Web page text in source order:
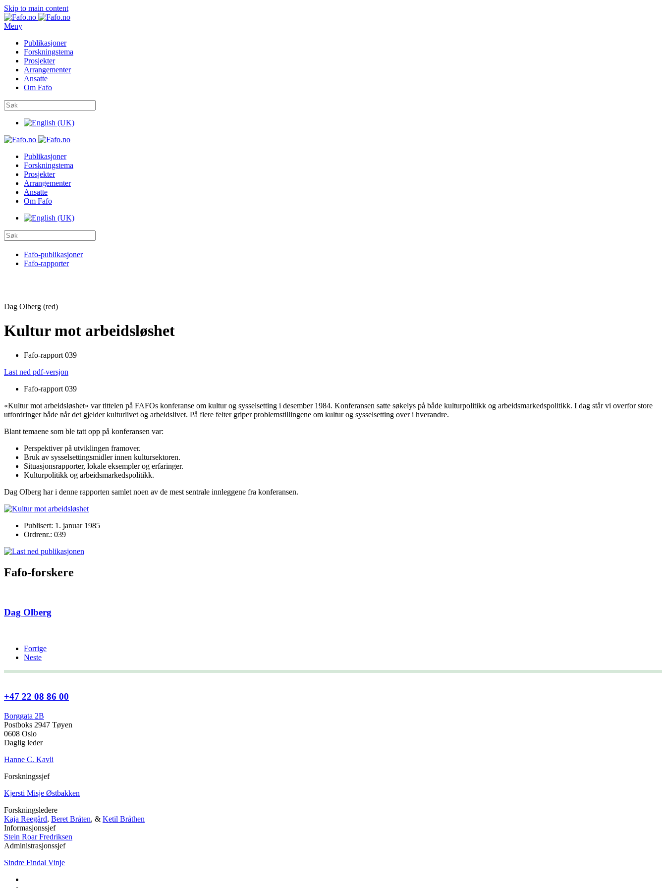
Skip to main content
Meny
Publikasjoner
Forskningstema
Prosjekter
Arrangementer
Ansatte
Om Fafo
Publikasjoner
Forskningstema
Prosjekter
Arrangementer
Ansatte
Om Fafo
Fafo-publikasjoner
Fafo-rapporter
Dag Olberg (red)
Kultur mot arbeidsløshet
Fafo-rapport 039
Last ned pdf-versjon
Fafo-rapport 039
«Kultur mot arbeidsløshet» var tittelen på FAFOs konfe­ranse om kultur og sysselsetting i desember 1984. Konferansen satte søkelys på både kulturpolitikk og arbeidsmarkedspolitikk. I dag står vi overfor store
utfordringer både når det gjelder kulturlivet og arbeids­livet. På flere felter griper problemstillingene om kultur og sysselsetting over i hverandre.
Blant temaene som ble tatt opp på konferansen var:
Perspektiver på utviklingen framover.
Bruk av sysselsettingsmidler innen kultursektoren.
Situasjonsrapporter, lokale eksempler og erfaringer.
Kulturpolitikk og arbeidsmarkedspolitikk.
Dag Olberg har i denne rapporten samlet noen av de mest sentrale innleggene fra konferansen.
Publisert: 1. januar 1985
Ordrenr.: 039
Fafo-forskere
Dag Olberg
Forrige
Neste
+47 22 08 86 00
Borggata 2B
Postboks 2947 Tøyen
0608 Oslo
Daglig leder
Hanne C. Kavli
Forskningssjef
Kjersti Misje Østbakken
Forskningsledere
Kaja Reegård, Beret Bråten, & Ketil Bråthen
Informasjonssjef
Stein Roar Fredriksen
Administrasjonssjef
Sindre Findal Vinje